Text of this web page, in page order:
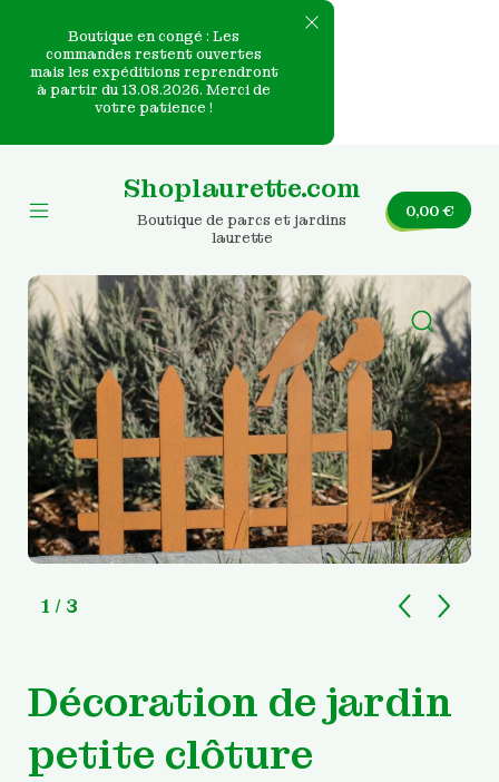
Boutique en congé : Les
commandes restent ouvertes
mais les expéditions reprendront
à partir du 13.08.2026. Merci de
votre patience !
content
Toggle
Shoplaurette.com
Boutique de parcs et jardins
laurette
0,00€
1 / 3
Décoration de jardin
petite clôture